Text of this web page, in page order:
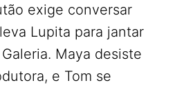
exige conversar
Lupita para jantar
Maya desiste
e Tom se